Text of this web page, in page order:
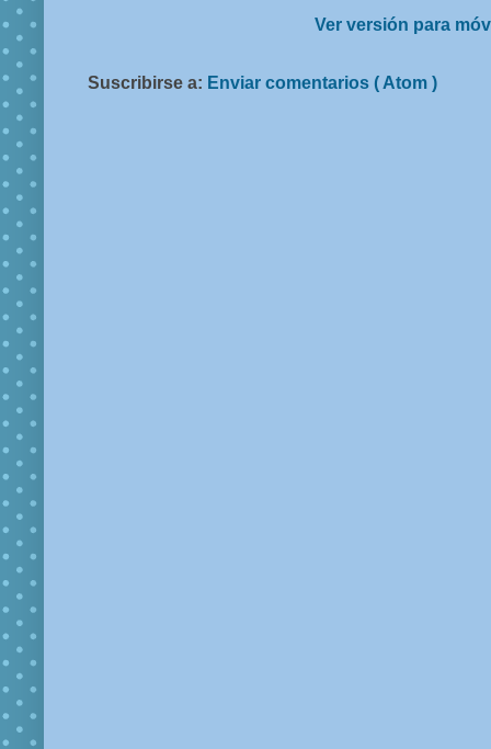
Ver versión para
Suscribirse a: Enviar comentarios ( Atom )